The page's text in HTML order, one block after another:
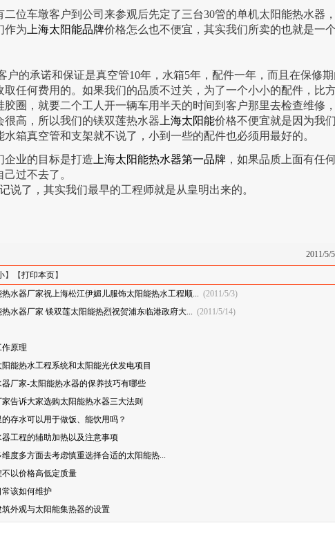
车墩客户到公司来参观后先定了三台30管的单机太阳能热水器
作为 上海太阳能品牌价格怎么也不便宜，其实我们所卖的也就是一
的承诺和保证是真空管10年，水箱5年，配件一年，而且在保修期
取任何费用的。如果我们的品质不过关，为了一个小小的配件，比
胶圈，就要二个工人开一辆车用半天的时间到客户那里去检查维修
很高，所以我们的镁双莲热水器 上海太阳能价格不便宜就是因为我
水箱真空管和支架就不说了，小到一些的配件也必须用最好的。
的目标是打造 上海太阳能热水器第一品牌 ，如果品质上面有任
过不去了。
，其实我们最早的工程师就是从皇明出来的。
2011/5/
】【打印本页】
热水器厂家祝上海松江伊媚儿服饰太阳能热水工程顺... (2011/5/3)
热水器厂家 镁双莲太阳能热烈祝贺浦东临港政府大... (2011/5/14)
原理
能热水工程系统和太阳能光伏发电项目
厂家-太阳能热水器的保养技巧有哪些
告诉大家选购太阳能热水器三大法则
存水可以用于做饭、能饮用吗？
工程的辅助加热以及注意事项
度多方面去考虑慎重选择合适的太阳能热...
以价格高低定质量
该如何维护
外观与太阳能集热器的设置